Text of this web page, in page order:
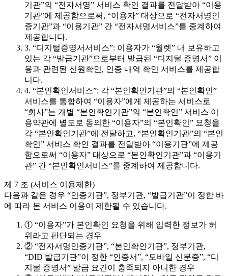
기관”의 “전자서명” 서비스 확인 결과를 전달받아 “이용
기관”에 제공함으로써, “이용자” 대상으로 “전자서명인
증기관”과 “이용기관” 간 “전자서명서비스”를 중계하여
제공합니다.
3. “디지털증명서서비스”: 이용자가 “월렛” 내 보유하고
있는 각 “발급기관”으로부터 발급된 “디지털 증명서” 이
용과 관련된 신원확인, 인증 내역 확인 서비스를 제공합
니다.
4. “본인확인서비스”: 각 “본인확인기관”의 “본인확인”
서비스를 통합하여 “이용자”에게 제공하는 서비스로
“회사”는 개별 “본인확인기관”의 “본인확인” 서비스 이
용약관에 별도로 동의한 “이용자”의 “본인확인” 요청을
각 “본인확인기관”에 전달하고, “본인확인기관”의 “본인
확인” 서비스 확인 결과를 전달받아 “이용기관”에 제공
함으로써 “이용자” 대상으로 “본인확인기관”과 “이용기
관” 간 “본인확인서비스”를 중계하여 제공합니다.
제 7 조 (서비스 이용제한)
다음과 같은 경우 “인증기관”, 정부기관, “발급기관”이 정한 바
에 따라 본 서비스 이용이 제한될 수 있습니다.
① “이용자”가 본인확인 요청을 위해 입력한 정보가 허
위라고 판단되는 경우
② “전자서명인증기관”, “본인확인기관”, 정부기관,
“DID 발급기관”이 정한 “인증서”, “모바일 신분증”, “디
지털 증명서” 발급 요건이 충족되지 아니한 경우